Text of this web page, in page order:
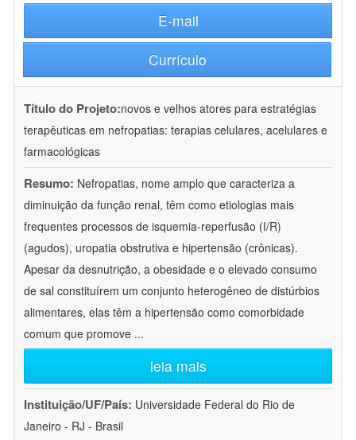
E-mail
Currículo
Título do Projeto:novos e velhos atores para estratégias
terapêuticas em nefropatias: terapias celulares, acelulares e
farmacológicas
Resumo: Nefropatias, nome amplo que caracteriza a
diminuição da função renal, têm como etiologias mais
frequentes processos de isquemia-reperfusão (I/R)
(agudos), uropatia obstrutiva e hipertensão (crônicas).
Apesar da desnutrição, a obesidade e o elevado consumo
de sal constituírem um conjunto heterogêneo de distúrbios
alimentares, elas têm a hipertensão como comorbidade
comum que promove ...
leia mais
Instituição/UF/País: Universidade Federal do Rio de
Janeiro - RJ - Brasil